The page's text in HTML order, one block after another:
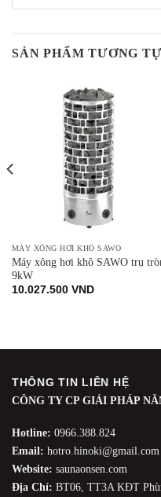
SẢN PHẨM TƯƠNG TỰ
MÁY XÔNG HƠI KHÔ SAWO
Máy xông hơi khô SAWO trụ
9kW
10.027.500 VND
THÔNG TIN LIÊN HỆ
CÔNG TY CP GIẢI PHÁP
Hotline: 0966.388.824
Email: hotro.hinoki@gmail.com
Website: saunaonsen.com
Địa Chỉ: BT06, TT3A KĐT